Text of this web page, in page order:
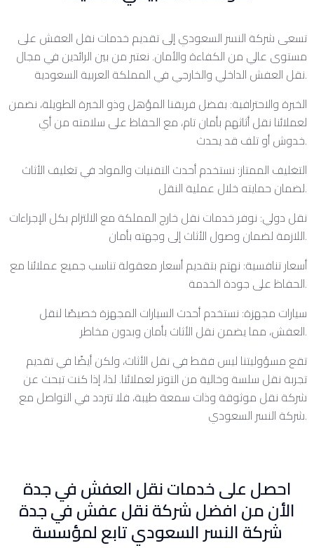
تسعى شركة النسر السعودي إلى تقديم خدمات نقل العفش على
مستوى عالي من الكفاءة والأمان. نعتبر من بين الرائدين في مجال
نقل العفش الداخلي والخارجي في المملكة العربية السعودية.
الخبرة والاحترافية: بفضل فريقنا المؤهل وذو الخبرة الطويلة، نضمن
لعملائنا نقل أثاثهم بأمان تام، مع الحفاظ على سلامته من أي
خدوش أو تلف قد يحدث.
التغليف الممتاز: نستخدم أحدث التقنيات والمواد في تغليف الأثاث
لضمان حمايته خلال عملية النقل.
نقل دولي: نوفر خدمات نقل خارج المملكة مع الالتزام بكل الإجراءات
اللازمة لضمان وصول الأثاث إلى وجهته بأمان.
أسعار تنافسية: نهتم بتقديم أسعار معقولة تناسب جميع عملائنا مع
الحفاظ على جودة الخدمة.
سيارات مجهزة: نستخدم أحدث السيارات المجهزة خصيصًا لنقل
العفش، مما يضمن نقل الأثاث بأمان وبدون مخاطر.
تقع مسؤوليتنا ليس فقط في نقل الأثاث، ولكن أيضًا في تقديم
تجربة نقل سلسة وخالية من التوتر لعملائنا. لذا، إذا كنت تبحث عن
شركة نقل موثوقة وذات سمعة طيبة، فلا تتردد في التواصل مع
شركة النسر السعودي.
احصل على خدمات نقل العفش في جدة
الأن من افضل شركة نقل عفش في جدة
شركة النسر السعودي تابع لمؤسسة